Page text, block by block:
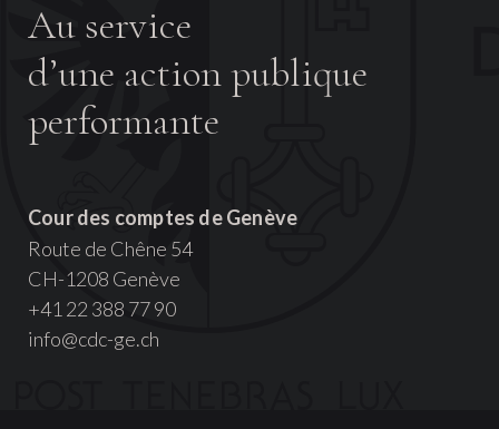
Au service
d’une action publique
performante
Cour des comptes de Genève
Route de Chêne 54
CH-1208 Genève
+41 22 388 77 90
info@cdc-ge.ch